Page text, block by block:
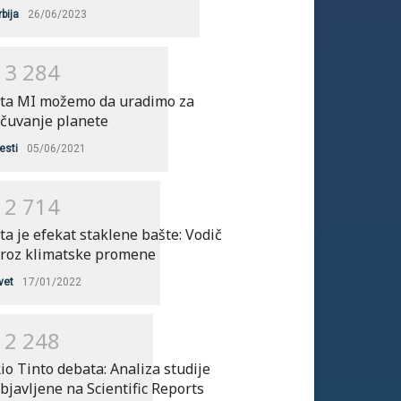
26/06/2023
3 284
MI možemo da uradimo za
planete
05/06/2021
2 71 4
je efekat staklene bašte: Vodič
klimatske promene
17/01/2022
2 248
Tinto debata: Analiza studije
na Scientific Reports